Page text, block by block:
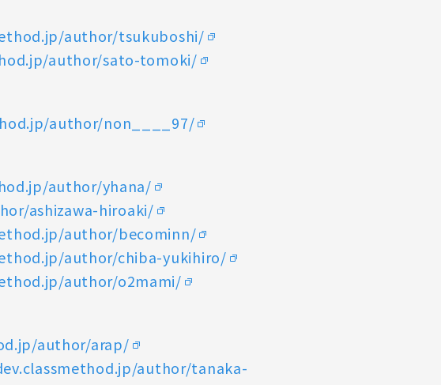
author/tsukuboshi/
author/sato-tomoki/
author/non____97/
author/yhana/
ashizawa-hiroaki/
author/becominn/
author/chiba-yukihiro/
author/o2mami/
author/arap/
author/tanaka-